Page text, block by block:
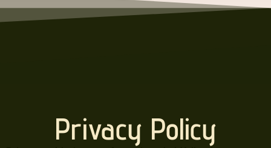
Privacy Policy